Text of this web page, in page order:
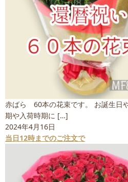
赤ばら 60本の花束です。 お誕生日
期や入荷時期に […]
2024年4月16日
当日12時までのご注文で